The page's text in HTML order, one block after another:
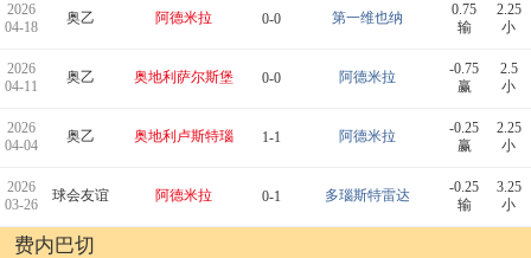
2026
04-18
奥乙 阿德米拉 0-0 第一维也纳
0.75
输
2.25
小
2026
04-11
奥乙 奥地利萨尔斯堡 0-0 阿德米拉
-0.75
赢
2.5
小
2026
04-04
奥乙 奥地利卢斯特瑙 1-1 阿德米拉
-0.25
赢
2.25
小
2026
03-26
球会友谊 阿德米拉 0-1 多瑙斯特雷达
-0.25
输
3.25
小
费内巴切